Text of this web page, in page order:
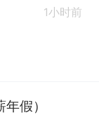
1小时前
假）